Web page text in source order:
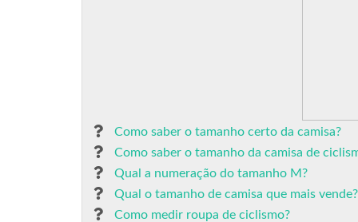
Como saber o tamanho certo da camisa?
Como saber o tamanho da camisa de
Qual a numeração do tamanho M?
Qual o tamanho de camisa que mais vende?
Como medir roupa de ciclismo?